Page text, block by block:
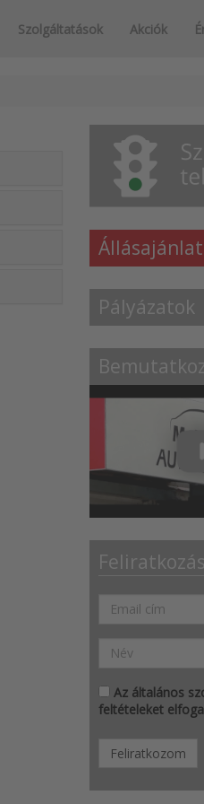
Szolgáltatások Akciók
Pályázatok
Az általános
feltételeket